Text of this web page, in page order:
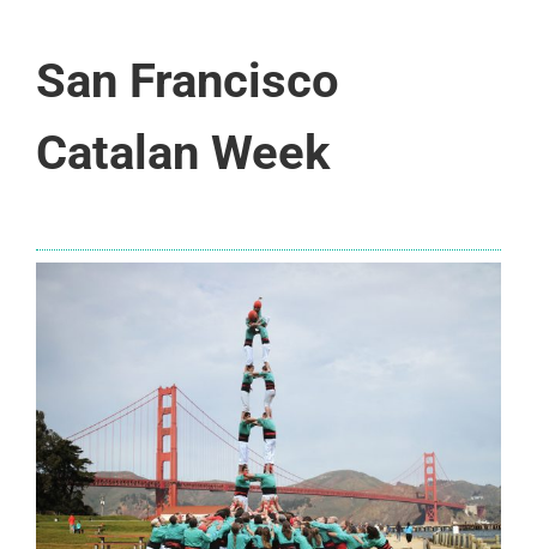
San Francisco
Catalan Week